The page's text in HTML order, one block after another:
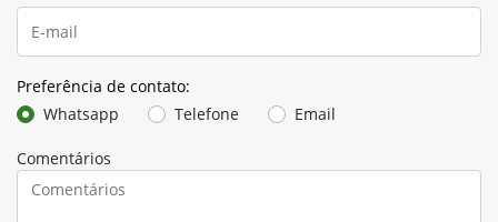
Preferência de contato:
Whatsapp
Telefone Email
Comentários